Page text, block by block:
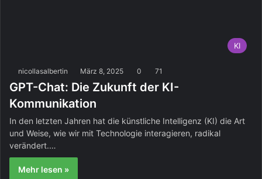
KI
nicollasalbertin März 8, 2025 0 71
GPT-Chat: Die Zukunft der KI-
Kommunikation
In den letzten Jahren hat die künstliche Intelligenz (KI) die Art
und Weise, wie wir mit Technologie interagieren, radikal
verändert.…
Mehr lesen »